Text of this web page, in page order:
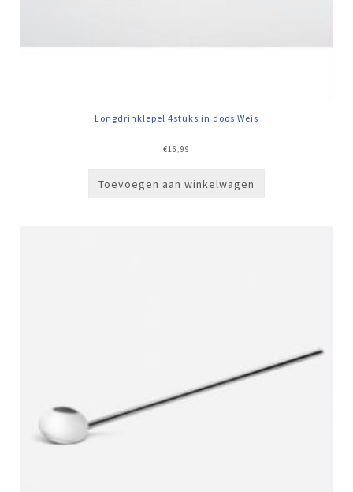
Longdrinklepel 4stuks in doos Weis
€16,99
Toevoegen aan winkelwagen